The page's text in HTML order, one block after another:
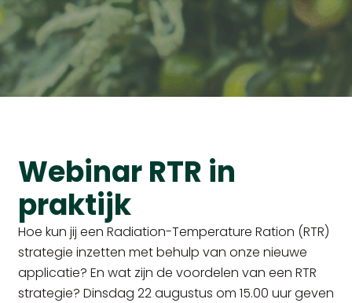
Webinar RTR in
praktijk
Hoe kun jij een Radiation-Temperature Ration (RTR)
strategie inzetten met behulp van onze nieuwe
applicatie? En wat zijn de voordelen van een RTR
strategie? Dinsdag 22 augustus om 15.00 uur geven